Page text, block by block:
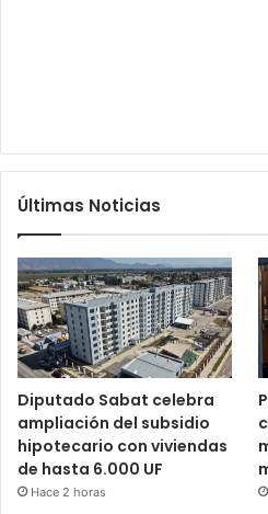
Últimas Noticias
Diputado Sabat celebra
ampliación del subsidio
hipotecario con viviendas
de hasta 6.000 UF
Hace 2 horas